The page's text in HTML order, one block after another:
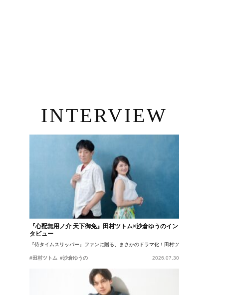
INTERVIEW
『心配無用ノ介 天下御免』田村ツトム×沙倉ゆうのイン
タビュー
『侍タイムスリッパー』ファンに贈る、まさかのドラマ化！田村ツトム×沙倉ゆうのが語
#田村ツトム #沙倉ゆうの 2026.07.30